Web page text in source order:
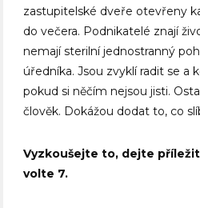
zastupitelské dveře otevřeny
do večera. Podnikatelé znají
nemají sterilní jednostranný
úředníka. Jsou zvyklí radit se a
pokud si něčím nejsou jisti.
člověk. Dokážou dodat to, co
Vyzkoušejte to, dejte
volte 7.